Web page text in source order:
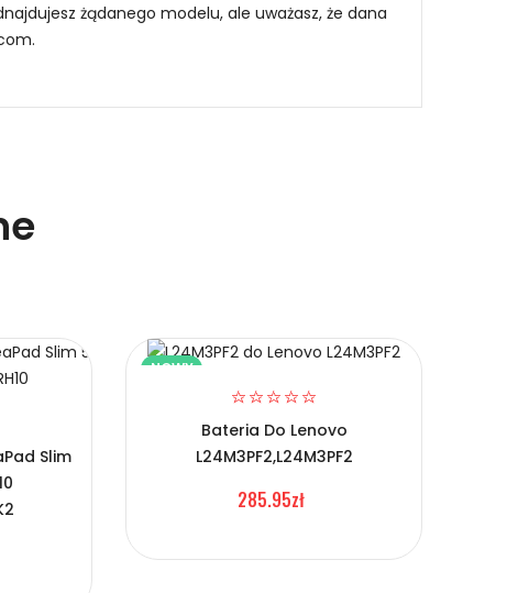
żądanego modelu, ale uważasz, że dana
.
Slim
NOWY
Bateria Do Lenovo
L24M3PF2,L24M3PF2
285.95zł